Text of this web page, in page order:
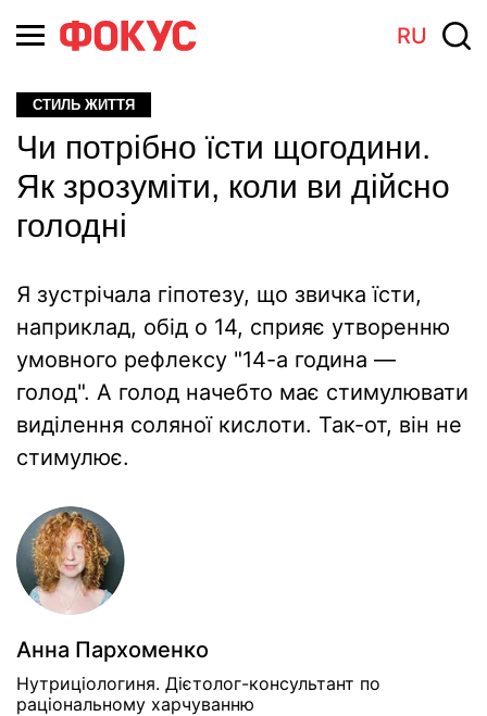
RU
СТИЛЬ ЖИТТЯ
Чи потрібно їсти щогодини.
Як зрозуміти, коли ви дійсно
голодні
Я зустрічала гіпотезу, що звичка їсти,
наприклад, обід о 14, сприяє утворенню
умовного рефлексу "14-а година —
голод". А голод начебто має стимулювати
виділення соляної кислоти. Так-от, він не
стимулює.
Анна Пархоменко
Нутриціологиня. Дієтолог-консультант по
раціональному харчуванню